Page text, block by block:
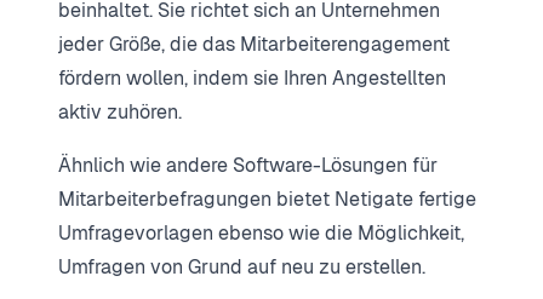
beinhaltet. Sie richtet sich an Unternehmen
jeder Größe, die das Mitarbeiterengagement
fördern wollen, indem sie Ihren Angestellten
aktiv zuhören.
Ähnlich wie andere Software-Lösungen für
Mitarbeiterbefragungen bietet Netigate fertige
Umfragevorlagen ebenso wie die Möglichkeit,
Umfragen von Grund auf neu zu erstellen.